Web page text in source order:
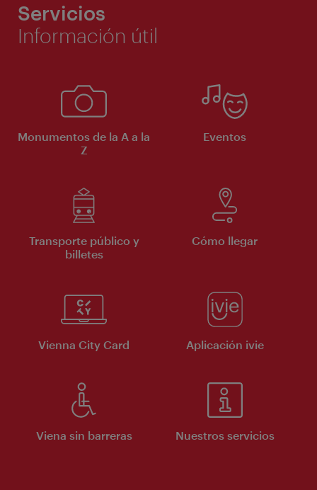
Servicios
Información útil
Monumentos de la A a la
Z
Eventos
Transporte público y
billetes
Cómo llegar
Vienna City Card Aplicación ivie
Viena sin barreras Nuestros servicios